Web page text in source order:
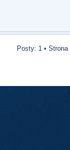
Posty: 1 • Strona